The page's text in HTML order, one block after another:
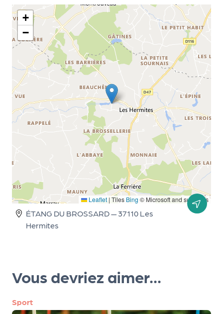
+
−
Leaflet | Tiles Bing © Microsoft and suppliers
ÉTANG DU BROSSARD — 37110 Les
Hermites
Vous devriez aimer...
Sport
i
s
a
e
u
r
p
o
s
e
r
v
è
e